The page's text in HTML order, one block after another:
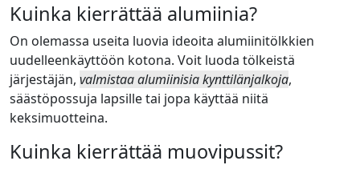
Kuinka kierrättää alumiinia?
On olemassa useita luovia ideoita alumiinitölkkien
uudelleenkäyttöön kotona. Voit luoda tölkeistä
järjestäjän, valmistaa alumiinisia kynttilänjalkoja,
säästöpossuja lapsille tai jopa käyttää niitä
keksimuotteina.
Kuinka kierrättää muovipussit?